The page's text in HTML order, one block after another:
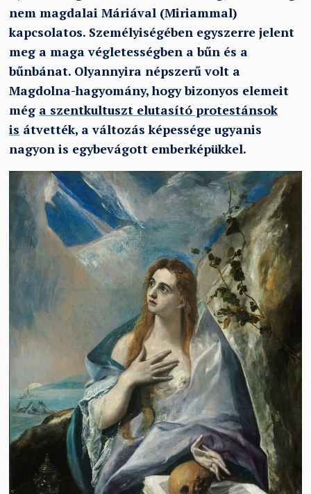
nem magdalai Máriával (Miriammal)
kapcsolatos. Személyiségében egyszerre jelent
meg a maga végletességben a bűn és a
bűnbánat. Olyannyira népszerű volt a
Magdolna-hagyomány, hogy bizonyos elemeit
még a szentkultuszt elutasító protestánsok
is átvették, a változás képessége ugyanis
nagyon is egybevágott emberképükkel.